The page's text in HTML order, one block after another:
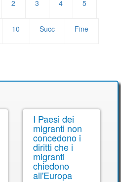
2 3 4 5
10 Succ Fine
I Paesi dei
migranti non
concedono i
diritti che i
migranti
chiedono
all'Europa